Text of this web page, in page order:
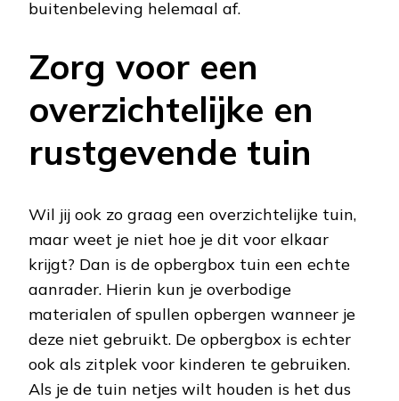
buitenbeleving helemaal af.
Zorg voor een
overzichtelijke en
rustgevende tuin
Wil jij ook zo graag een overzichtelijke tuin,
maar weet je niet hoe je dit voor elkaar
krijgt? Dan is de opbergbox tuin een echte
aanrader. Hierin kun je overbodige
materialen of spullen opbergen wanneer je
deze niet gebruikt. De opbergbox is echter
ook als zitplek voor kinderen te gebruiken.
Als je de tuin netjes wilt houden is het dus